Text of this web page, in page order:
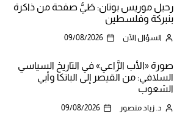
رحيل موريس بوتان: طَيُّ صفحة من ذاكرة
بنبركة وفلسطين
السؤال الآن 09/08/2026
صورة «الأب الرَّاعي» في التاريخ السياسي
السلافي: من القيصر إلى الباتكا وأبي
الشعوب
د. زياد منصور 09/08/2026